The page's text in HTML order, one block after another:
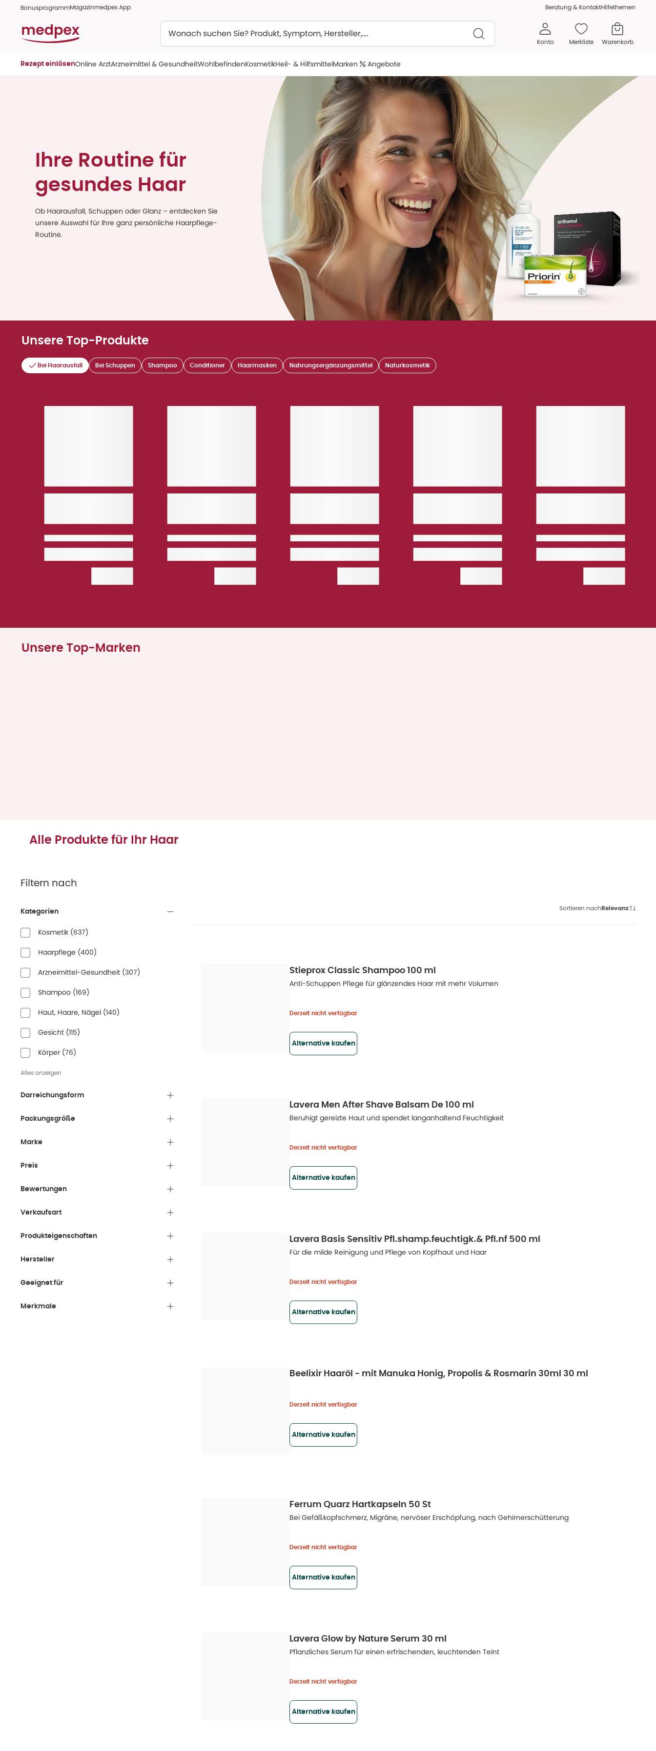
BonusprogrammMagazinmedpex App Beratung & KontaktHilfethemen
Konto Merkliste Warenkorb
Rezept einlösenOnline ArztArzneimittel & GesundheitWohlbefindenKosmetikHeil- & HilfsmittelMarken Angebote
Ihre Routine für
gesundes Haar
Ob Haarausfall, Schuppen oder Glanz – entdecken Sie
unsere Auswahl für Ihre ganz persönliche Haarpflege-
Routine.
Unsere Top-Produkte
Bei Haarausfall Bei Schuppen Shampoo Conditioner Haarmasken Nahrungsergänzungsmittel Naturkosmetik
Unsere Top-Marken
Alle Produkte für Ihr Haar
Filtern nach
Kategorien
Kosmetik (637)
Haarpflege (400)
Arzneimittel-Gesundheit (307)
Shampoo (169)
Haut, Haare, Nägel (140)
Gesicht (115)
Körper (76)
Alles anzeigen
Darreichungsform
Packungsgröße
Marke
Preis
Bewertungen
Verkaufsart
Produkteigenschaften
Hersteller
Geeignet für
Merkmale
Sortieren nachRelevanz
Stieprox Classic Shampoo 100 ml
Anti-Schuppen Pflege für glänzendes Haar mit mehr Volumen
Derzeit nicht verfügbar
Alternative kaufen
Lavera Men After Shave Balsam De 100 ml
Beruhigt gereizte Haut und spendet langanhaltend Feuchtigkeit
Derzeit nicht verfügbar
Alternative kaufen
Lavera Basis Sensitiv Pfl.shamp.feuchtigk.& Pfl.nf 500 ml
Für die milde Reinigung und Pflege von Kopfhaut und Haar
Derzeit nicht verfügbar
Alternative kaufen
Beelixir Haaröl - mit Manuka Honig, Propolis & Rosmarin 30ml 30 ml
Derzeit nicht verfügbar
Alternative kaufen
Ferrum Quarz Hartkapseln 50 St
Bei Gefäßkopfschmerz, Migräne, nervöser Erschöpfung, nach Gehirnerschütterung
Derzeit nicht verfügbar
Alternative kaufen
Lavera Glow by Nature Serum 30 ml
Pflanzliches Serum für einen erfrischenden, leuchtenden Teint
Derzeit nicht verfügbar
Alternative kaufen